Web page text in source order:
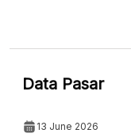
Data Pasar
13 June 2026